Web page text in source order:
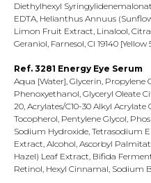
Diethylhexyl
EDTA, Helianthus Annuus
Limon Fruit Extract, Linalool,
Geraniol, Farnesol, CI 19140 [Yellow
Ref. 3281 Energy Eye Serum
Aqua [Water], Glycerin, Propylene
Phenoxyethanol, Glyceryl Oleate
20, Acrylates/C10-30 Alkyl
Tocopherol, Pentylene Glycol,
Sodium Hydroxide, Tetrasodium
Extract, Alcohol, Ascorbyl
Hazel) Leaf Extract, Bifida
Retinol, Hexyl Cinnamal, Sodium